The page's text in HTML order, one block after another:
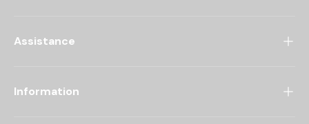
Assistance
Information